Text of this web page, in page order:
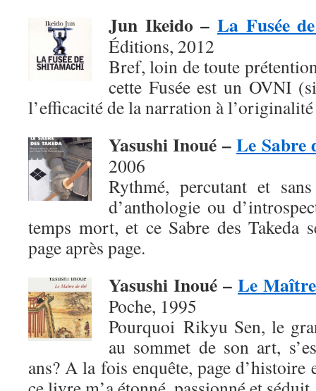
Jun Ikeido – La Fusée
Éditions, 2012
Bref, loin de toute
cette Fusée est un OVNI
l’efficacité de la narration à
Yasushi Inoué –Le Sabre
2006
Rythmé, percutant et
d’anthologie ou
temps mort, et ce Sabre des Takeda
page après page.
Yasushi Inoué – Le
Poche, 1995
Pourquoi Rikyu Sen, le
au sommet de son art,
ans? A la fois enquête, page